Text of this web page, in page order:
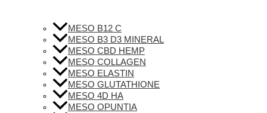
MESO B12 C
MESO B3 D3 MINERAL
MESO CBD HEMP
MESO COLLAGEN
MESO ELASTIN
MESO GLUTATHIONE
MESO 4D HA
MESO OPUNTIA